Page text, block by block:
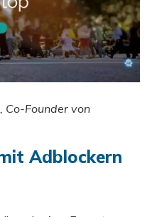
Co-Founder von
Adblockern